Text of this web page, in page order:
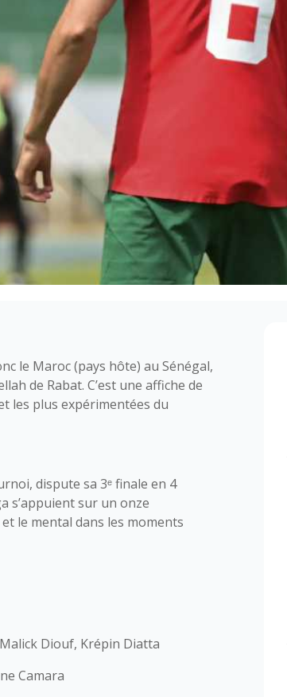
le Maroc (pays hôte) au Sénégal,
de Rabat. C’est une affiche de
les plus expérimentées du
dispute sa 3ᵉ finale en 4
s’appuient sur un onze
le mental dans les moments
Diouf, Krépin Diatta
Camara